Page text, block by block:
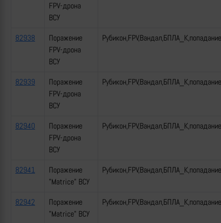
FPV-дрона
ВСУ
82938
Поражение
FPV-дрона
ВСУ
Рубикон,FPV,Вандал,БПЛА_К,попадание
82939
Поражение
FPV-дрона
ВСУ
Рубикон,FPV,Вандал,БПЛА_К,попадание
82940
Поражение
FPV-дрона
ВСУ
Рубикон,FPV,Вандал,БПЛА_К,попадание
82941
Поражение
"Matrice" ВСУ
Рубикон,FPV,Вандал,БПЛА_К,попадание
82942
Поражение
"Matrice" ВСУ
Рубикон,FPV,Вандал,БПЛА_К,попадание